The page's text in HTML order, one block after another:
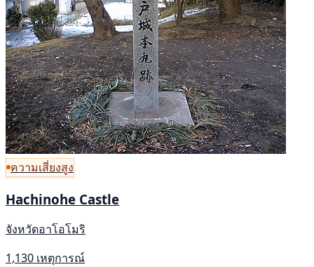
ความเสี่ยงสูง
Hachinohe Castle
จังหวัดอาโอโมริ
1,130 เหตุการณ์